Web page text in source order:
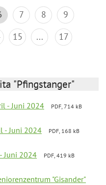
7 8
9
15 ... 17
"Pfingstanger"
- Juni 2024
PDF, 714 kB
- Juni 2024
PDF, 168 kB
Juni 2024
PDF, 419 kB
"Gisander"